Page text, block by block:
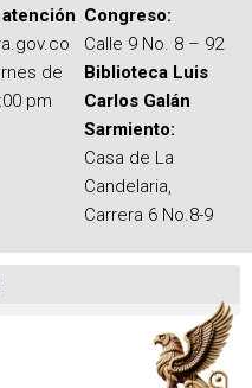
de
pm
Congreso:
Calle 9 No. 8 – 92
Biblioteca Luis
Carlos Galán
Sarmiento:
Casa de La
Candelaria,
Carrera 6 No.8-9